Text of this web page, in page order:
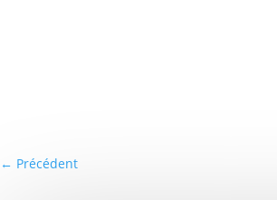
← Précédent